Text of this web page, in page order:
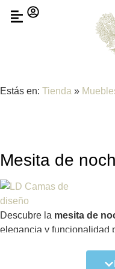
Estás en: Tienda »
Mesita de
Descubre la mesita de
elegancia y funcionalidad
materiales: un tablero